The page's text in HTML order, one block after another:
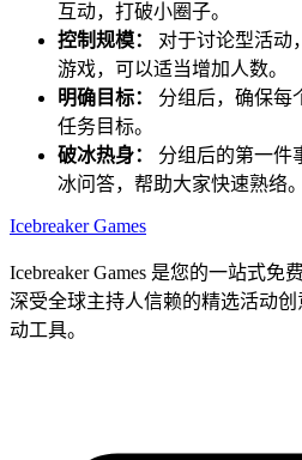
互动，打破小圈子。
控制规模：
对于讨论型活动
游戏，可以适当增加人数。
明确目标：
分组后，确保每
任务目标。
破冰热身：
分组后的第一件
冰问答，帮助大家快速熟络。
Icebreaker Games
Icebreaker Games 是您的一站式
深受全球主持人信赖的精选活动
动工具。